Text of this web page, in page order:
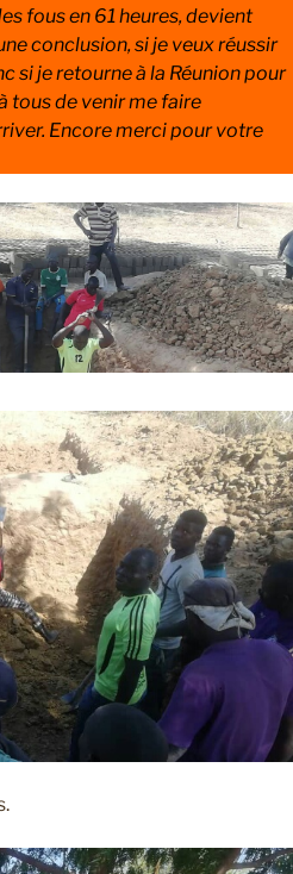
fous en 61 heures, devient
conclusion, si je veux réussir
si je retourne à la Réunion pour
tous de venir me faire
Encore merci pour votre